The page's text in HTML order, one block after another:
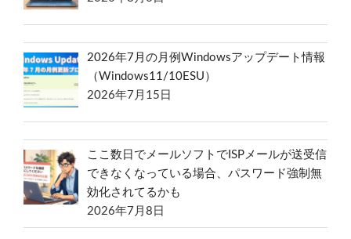
2026年7月の月例Windowsアップデート情報
（Windows11/10ESU）
2026年7月15日
ここ数日でメールソフトでISPメールが送受信
できなくなっている場合、パスワード強制無
効化されてるかも
2026年7月8日